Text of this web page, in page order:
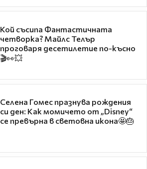
Кой съсипа Фантастичната
четворка? Майлс Телър
проговаря десетилетие по-късно
🎬👀💥
Селена Гомес празнува рождения
си ден: Как момичето от „Disney“
се превърна в световна икона🤩🎂